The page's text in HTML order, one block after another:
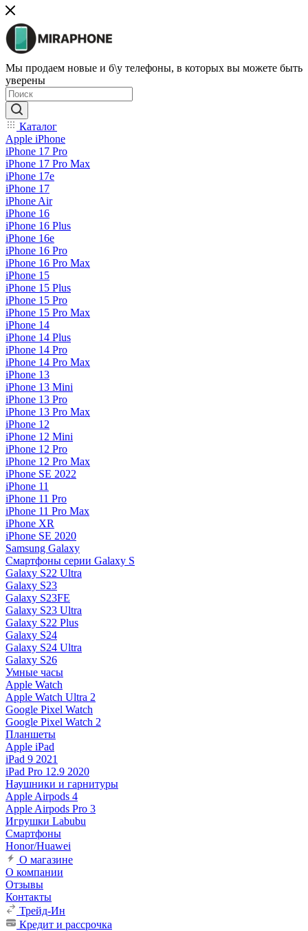
Мы продаем новые и б\у телефоны, в которых вы можете быть
уверены
Каталог
Apple iPhone
iPhone 17 Pro
iPhone 17 Pro Max
iPhone 17e
iPhone 17
iPhone Air
iPhone 16
iPhone 16 Plus
iPhone 16e
iPhone 16 Pro
iPhone 16 Pro Max
iPhone 15
iPhone 15 Plus
iPhone 15 Pro
iPhone 15 Pro Max
iPhone 14
iPhone 14 Plus
iPhone 14 Pro
iPhone 14 Pro Max
iPhone 13
iPhone 13 Mini
iPhone 13 Pro
iPhone 13 Pro Max
iPhone 12
iPhone 12 Mini
iPhone 12 Pro
iPhone 12 Pro Max
iPhone SE 2022
iPhone 11
iPhone 11 Pro
iPhone 11 Pro Max
iPhone XR
iPhone SE 2020
Samsung Galaxy
Смартфоны серии Galaxy S
Galaxy S22 Ultra
Galaxy S23
Galaxy S23FE
Galaxy S23 Ultra
Galaxy S22 Plus
Galaxy S24
Galaxy S24 Ultra
Galaxy S26
Умные часы
Apple Watch
Apple Watch Ultra 2
Google Pixel Watch
Google Pixel Watch 2
Планшеты
Apple iPad
iPad 9 2021
iPad Pro 12.9 2020
Наушники и гарнитуры
Apple Airpods 4
Apple Airpods Pro 3
Игрушки Labubu
Смартфоны
Honor/Huawei
О магазине
О компании
Отзывы
Контакты
Трейд-Ин
Кредит и рассрочка